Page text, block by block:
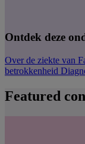
Ontdek deze
Over de ziekte van
betrokkenheid
Featured